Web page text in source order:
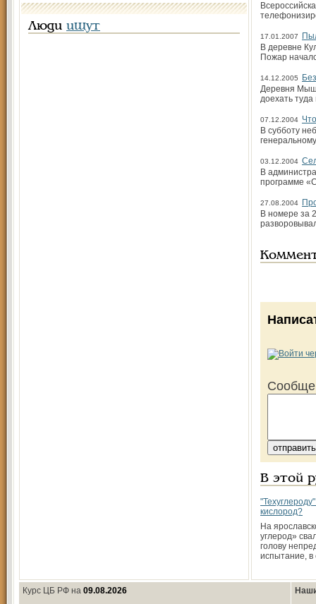
Люди ищут
17.01.2007
В деревне
Пожар
14.12.2005
Деревня
доехать
07.12.2004
В субботу
03.12.2004
В
программе
27.08.2004
В номере за
В этой
кислород?
На
углерод»
голову
испытание, в
Курс ЦБ РФ на 09.08.2026